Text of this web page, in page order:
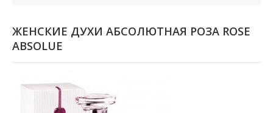
ЖЕНСКИЕ ДУХИ АБСОЛЮТНАЯ РОЗА ROSE
ABSOLUE